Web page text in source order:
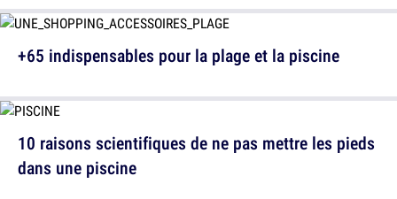
+65 indispensables pour la plage et la piscine
10 raisons scientifiques de ne pas mettre les pieds
dans une piscine